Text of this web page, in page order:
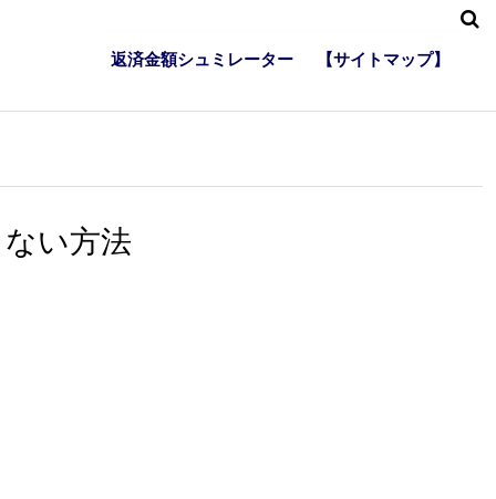
返済金額シュミレーター 【サイトマップ】
い方法